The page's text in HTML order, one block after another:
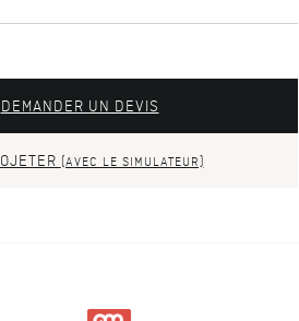
DEMANDER UN DEVIS
(AVEC LE SIMULATEUR)